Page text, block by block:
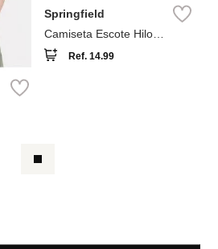
Springfield
Camiseta Escote Hilo
Trenzado con Lino
Ref. 14.99